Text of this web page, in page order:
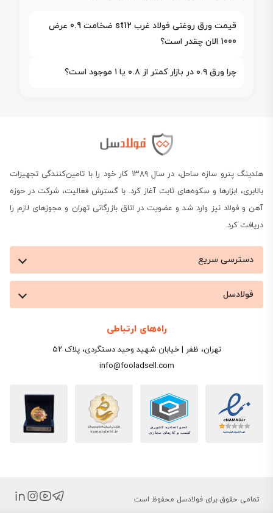
قیمت ورق روغنی فولاد غرب st12 ضخامت 0.9 عرض
1000 الان چقدر است؟
چرا ورق ۰.۹ در بازار کمتر از ۰.۸ یا ۱ موجود است؟
هلدینگ پترو سازه ساحل، در سال ۱۳۸۹ کار خود را با تامین‌کنندگی تجهیزات
بالابری، ابزارها و سکوه‌های ثابت آغاز کرد. با گسترش فعالیت، شرکت در حوزه
آهن و فولاد نیز وارد شد و عضویت در اتاق بازرگانی تهران و مجوزهای لازم را
دریافت کرد.
دسترسی سریع
فولادسل
راه‌های ارتباطی
تهران، ظفر | خیابان شهید وحید دستگردی، پلاک ۵۲
info@fooladsell.com
تمامی حقوق برای فولادسل محفوظ است